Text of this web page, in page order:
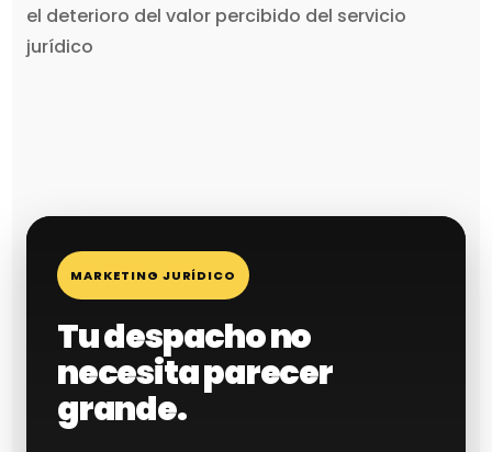
el deterioro del valor percibido del servicio
jurídico
MARKETING JURÍDICO
Tu despacho no
necesita parecer
grande.